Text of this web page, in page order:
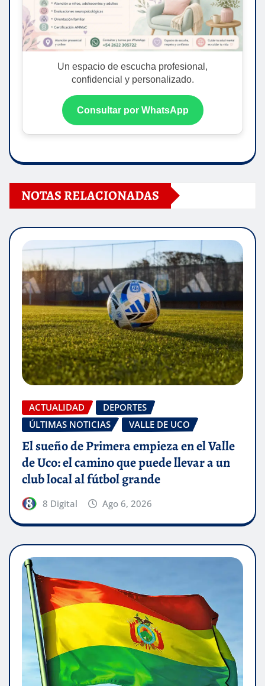
Un espacio de escucha profesional,
confidencial y personalizado.
Consultar por WhatsApp
NOTAS RELACIONADAS
ACTUALIDAD
DEPORTES
ÚLTIMAS NOTICIAS
VALLE DE UCO
El sueño de Primera empieza en el Valle
de Uco: el camino que puede llevar a un
club local al fútbol grande
8 Digital Ago 6, 2026